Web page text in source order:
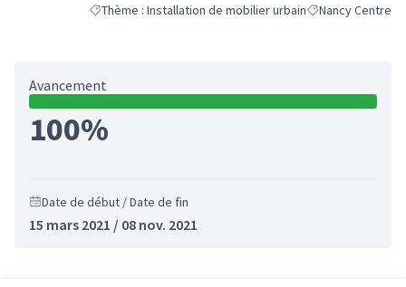
Filtrer les résultats de la catégorie : Thème : Installation
Thème : Installation de mobilier urbainFiltrer les
Nancy Centre
Avancement
100%
Date de début / Date de fin
15 mars 2021 / 08 nov. 2021